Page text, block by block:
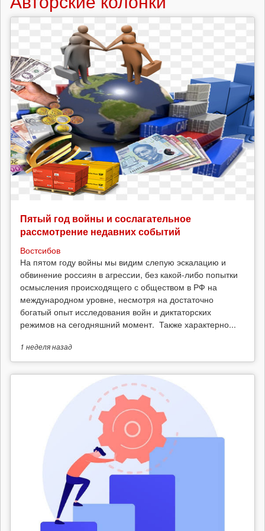
Пятый год войны и сослагательное
рассмотрение недавних событий
Востсибов
На пятом году войны мы видим слепую эскалацию и
обвинение россиян в агрессии, без какой-либо попытки
осмысления происходящего с обществом в РФ на
международном уровне, несмотря на достаточно
богатый опыт исследования войн и диктаторских
режимов на сегодняшний момент. Также характерно...
1 неделяназад